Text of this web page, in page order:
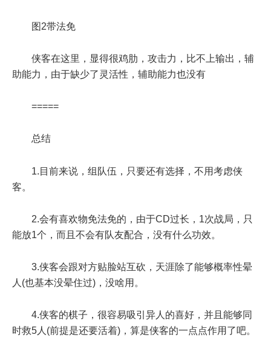
图2带法免
侠客在这里，显得很鸡肋，攻击力，比不上输出，辅
助能力，由于缺少了灵活性，辅助能力也没有
=====
总结
1.目前来说，组队伍，只要还有选择，不用考虑侠
客。
2.会有喜欢物免法免的，由于CD过长，1次战局，只
能放1个，而且不会有队友配合，没有什么功效。
3.侠客会跟对方贴脸站互砍，天涯除了能够概率性晕
人(也基本没晕住过)，没啥用。
4.侠客的棋子，很容易吸引异人的喜好，并且能够同
时救5人(前提是还要活着)，算是侠客的一点点作用了吧。